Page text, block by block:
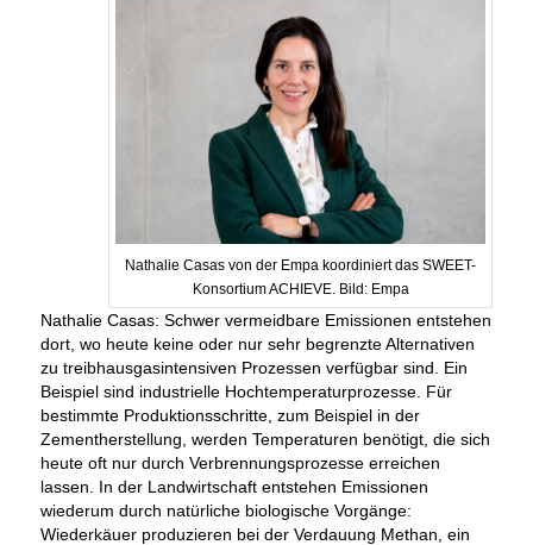
Nathalie Casas von der Empa koordiniert das SWEET-
Konsortium ACHIEVE. Bild: Empa
Nathalie Casas: Schwer vermeidbare Emissionen entstehen
dort, wo heute keine oder nur sehr begrenzte Alternativen
zu treibhausgasintensiven Prozessen verfügbar sind. Ein
Beispiel sind industrielle Hochtemperaturprozesse. Für
bestimmte Produktionsschritte, zum Beispiel in der
Zementherstellung, werden Temperaturen benötigt, die sich
heute oft nur durch Verbrennungsprozesse erreichen
lassen. In der Landwirtschaft entstehen Emissionen
wiederum durch natürliche biologische Vorgänge:
Wiederkäuer produzieren bei der Verdauung Methan, ein